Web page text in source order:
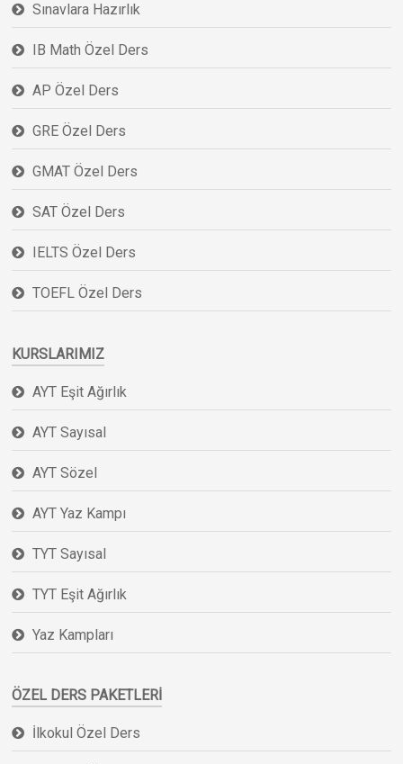
Sınavlara Hazırlık
IB Math Özel Ders
AP Özel Ders
GRE Özel Ders
GMAT Özel Ders
SAT Özel Ders
IELTS Özel Ders
TOEFL Özel Ders
KURSLARIMIZ
AYT Eşit Ağırlık
AYT Sayısal
AYT Sözel
AYT Yaz Kampı
TYT Sayısal
TYT Eşit Ağırlık
Yaz Kampları
ÖZEL DERS PAKETLERI
İlkokul Özel Ders